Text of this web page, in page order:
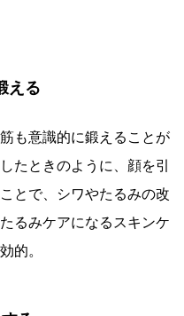
える
も意識的に鍛えることが
たときのように、顔を引
とで、シワやたるみの改
るみケアになるスキンケ
的。